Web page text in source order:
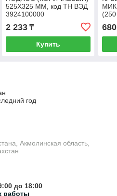
525Х325 ММ, код ТН ВЭД
3924100000
2 233₸
Купить
680
год
Акмолинская область,
до 18:00
работы